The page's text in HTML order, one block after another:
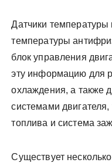
Датчики
температуры
блок управления
эту информацию для
охлаждения, а также
системами
топлива и система
Существует